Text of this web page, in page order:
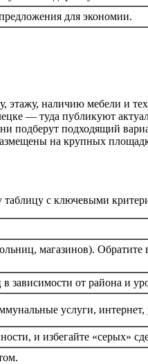
для экономии.
этажу, наличию мебели и
— туда публикуют
подберут подходящий
на крупных
с ключевыми
магазинов).
зависимости от района и
услуги, интернет,
и избегайте «серых»